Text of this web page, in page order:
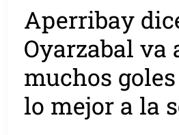
Aperribay
Oyarzabal va
muchos
lo mejor a la